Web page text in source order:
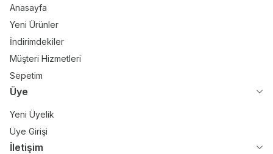
Anasayfa
Yeni Ürünler
İndirimdekiler
Müşteri Hizmetleri
Sepetim
Üye
Yeni Üyelik
Üye Girişi
İletişim